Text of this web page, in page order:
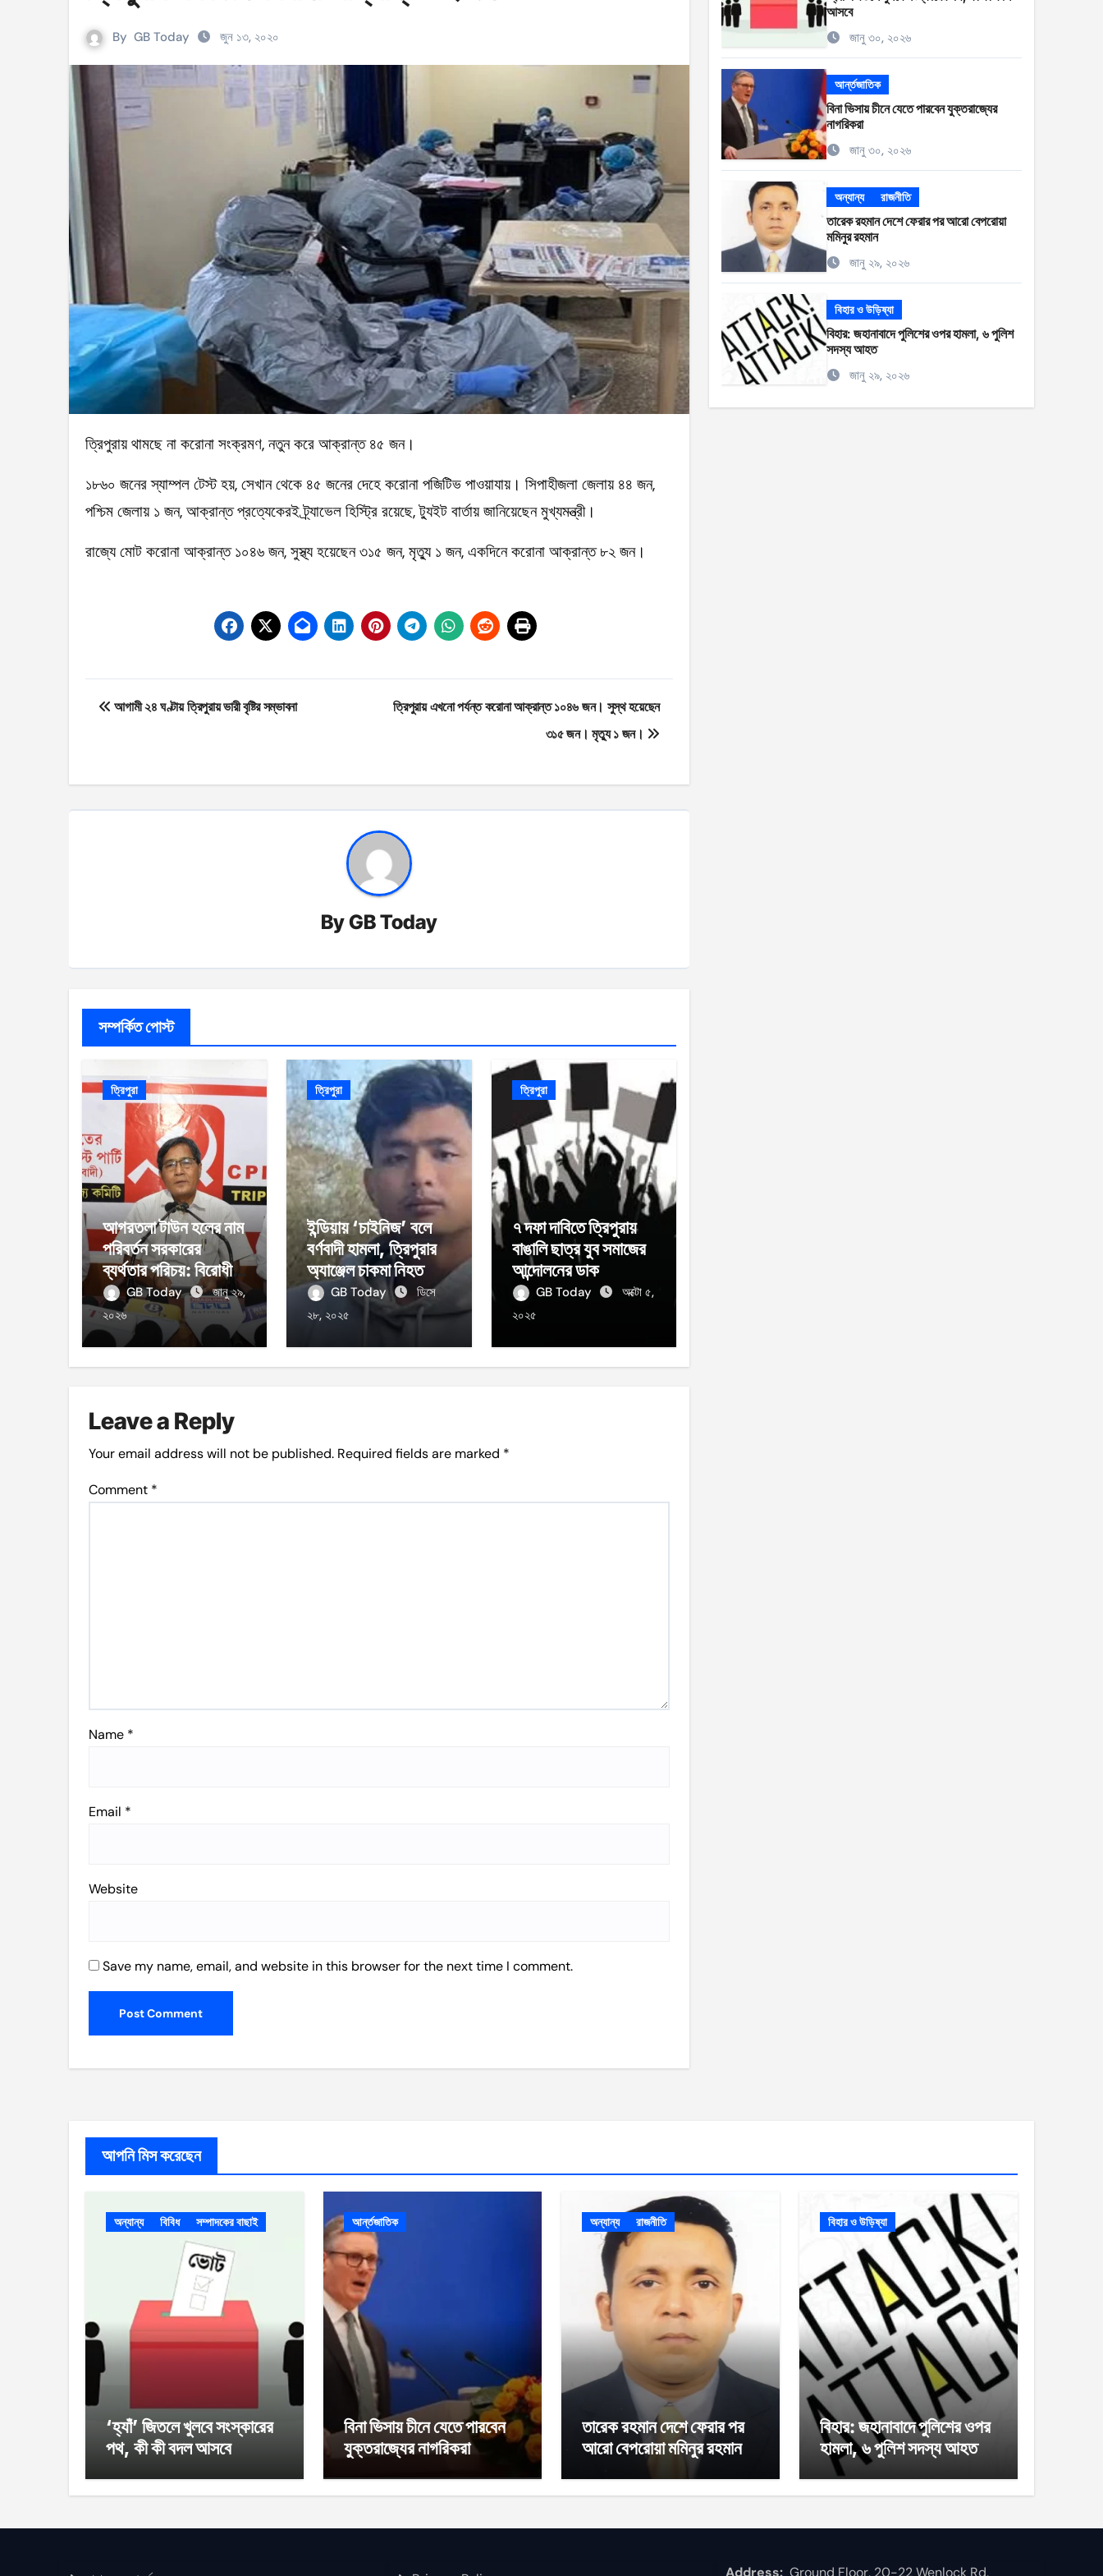
সহিংসতার ঘটনায় ঝিনাইগাতীর ইউএনও এবং ওসি প্রত্যাহার
টেংরাটিলা গ্যাসক্ষেত্রে বিস্ফোরণ: ৪২ মিলিয়ন ডলার ক্ষতিপূরণ পাচ্ছে বাংলাদেশ
শিক্ষকদের বাড়তি বেতন সুবিধার নতুন প্রজ্ঞাপন জারি
আইসিসি নারী টি–টুয়েন্টি বিশ্বকাপের টিকেট পেল বাংলাদেশ
মণিপুরে কুকি এবং নাগা জনগোষ্ঠীর মধ্যে উত্তেজনা! আগুনে পুড়ল বেশ কিছু বাড়ি
বেবিচক ভাগ করে রেগুলেটর ও অপারেটর নামে দুটি সংস্থা হচ্ছে
ইরানের বিরুদ্ধে আকাশসীমা ব্যবহার করতে দেবে না সৌদি আরব
পশ্চিমবঙ্গে ভোটের আগে সংখ্যালঘু ভোট নিয়ে সজাগ
‘হ্যাঁ’ জিতলে খুলবে সংস্কারের পথ, কী কী বদল আসবে
By GB Today জুন ১৩, ২০২০
ত্রিপুরায় থামছে না করোনা সংক্রমণ, নতুন করে আক্রান্ত ৪৫ জন।
১৮৬০ জনের স্যাম্পল টেস্ট হয়, সেখান থেকে ৪৫ জনের দেহে করোনা পজিটিভ পাওয়াযায়। সিপাহীজলা জেলায় ৪৪ জন,
পশ্চিম জেলায় ১ জন, আক্রান্ত প্রত্যেকেরই ট্র্যাভেল হিস্ট্রি রয়েছে, ট্যুইট বার্তায় জানিয়েছেন মুখ্যমন্ত্রী।
রাজ্যে মোট করোনা আক্রান্ত ১০৪৬ জন, সুস্থ্য হয়েছেন ৩১৫ জন, মৃত্যু ১ জন, একদিনে করোনা আক্রান্ত ৮২ জন।
Post
আগামী ২৪ ঘণ্টায় ত্রিপুরায় ভারী বৃষ্টির সম্ভাবনা
ত্রিপুরায় এখনো পর্যন্ত করোনা আক্রান্ত ১০৪৬ জন। সুস্থ হয়েছেন
৩১৫ জন। মৃত্যু ১ জন।
ByGB Today
সম্পর্কিত পোস্ট
ত্রিপুরা
আগরতলা টাউন হলের নাম
পরিবর্তন সরকারের
ব্যর্থতার পরিচয়: বিরোধী
দলনেতাGB Today
জানু ২৯,
২০২৬
ত্রিপুরা
ইন্ডিয়ায় ‘চাইনিজ’ বলে
বর্ণবাদী হামলা, ত্রিপুরার
অ্যাঞ্জেল চাকমা নিহত
GB Today
ডিসে
২৮, ২০২৫
ত্রিপুরা
৭ দফা দাবিতে ত্রিপুরায়
বাঙালি ছাত্র যুব সমাজের
আন্দোলনের ডাক
GB Today
অক্টো ৫,
২০২৫
Leave a Reply
Your email address will not be published. Required fields are marked *
Comment *
Name *
Email *
Website
Save my name, email, and website in this browser for the next time I comment.
আসবে
জানু ৩০, ২০২৬
আর্ন্তজাতিক
বিনা ভিসায় চীনে যেতে পারবেন যুক্তরাজ্যের
নাগরিকরা
জানু ৩০, ২০২৬
অন্যান্য রাজনীতি
তারেক রহমান দেশে ফেরার পর আরো বেপরোয়া
মমিনুর রহমান
জানু ২৯, ২০২৬
বিহার ও উড়িষ্যা
বিহার: জহানাবাদে পুলিশের ওপর হামলা, ৬ পুলিশ
সদস্য আহত
জানু ২৯, ২০২৬
আপনি মিস করেছেন
অন্যান্য বিবিধ সম্পাদকের বাছাই
‘হ্যাঁ’ জিতলে খুলবে সংস্কারের
পথ, কী কী বদল আসবে
আর্ন্তজাতিক
বিনা ভিসায় চীনে যেতে পারবেন
যুক্তরাজ্যের নাগরিকরা
অন্যান্য রাজনীতি
তারেক রহমান দেশে ফেরার পর
আরো বেপরোয়া মমিনুর রহমান
বিহার ও উড়িষ্যা
বিহার: জহানাবাদে পুলিশের ওপর
হামলা, ৬ পুলিশ সদস্য আহত
Address: Ground Floor, 20-22 Wenlock Rd,